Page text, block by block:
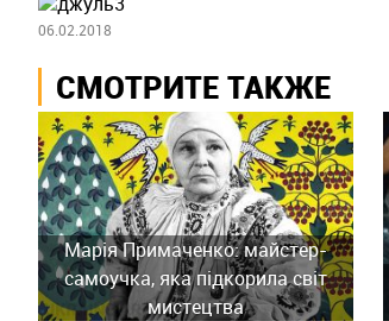
06.02.2018
СМОТРИТЕ ТАКЖЕ
Марія Примаченко: майстер-
самоучка, яка підкорила світ
мистецтва